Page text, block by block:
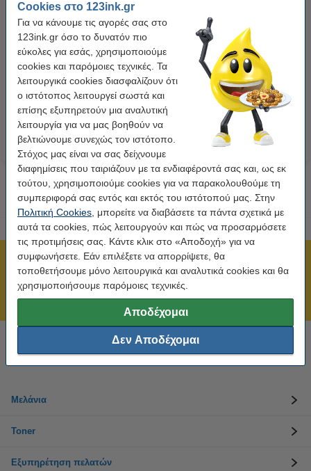
Cookies στο 123ink.gr
Για να κάνουμε τις αγορές σας στο
123ink.gr όσο το δυνατόν πιο
εύκολες για εσάς, χρησιμοποιούμε
cookies και παρόμοιες τεχνικές. Τα
λειτουργικά cookies διασφαλίζουν ότι
ο ιστότοπος λειτουργεί σωστά και
επίσης εξυπηρετούν μια αναλυτική
λειτουργία για να μας βοηθούν να
βελτιώνουμε συνεχώς τον ιστότοπο.
Στόχος μας είναι να σας δείχνουμε
διαφημίσεις που ταιριάζουν με τα ενδιαφέροντά σας και, ως εκ
τούτου, χρησιμοποιούμε cookies για να παρακολουθούμε τη
συμπεριφορά σας εντός και εκτός του ιστότοπού μας. Στην
Πολιτική Cookies , μπορείτε να διαβάσετε τα πάντα σχετικά με
αυτά τα cookies, πώς λειτουργούν και πώς να προσαρμόσετε
τις προτιμήσεις σας. Κάντε κλικ στο «Αποδοχή» για να
συμφωνήσετε. Εάν επιλέξετε να απορρίψετε, θα
τοποθετήσουμε μόνο λειτουργικά και αναλυτικά cookies και θα
χρησιμοποιήσουμε παρόμοιες τεχνικές.
Αποδέχομαι
Δεν Αποδέχομαι
Η έκδοση 123ink αντικαθιστά το
Αυτοκόλλητο Θερμικό Χαρτί
Ρολό Brother DK-22210 30,48m
x 29mm
6,50 € Συμπ. 24% ΦΠΑ
Fujifilm Instax Mini (20 φύλλα)
21,90 € Συμπ. 24% ΦΠΑ
Πιστοποίηση ISO
Άμεση αποστολή!
211 19 98 568
Χρειάζεσαι βοήθεια; Κάλεσε στο 211 19 98 568
Δευτέρα έως Παρασκευή: 10:00 π.μ. - 5:30 μ.μ
Μελάνια
Toner
Εξυπηρέτηση πελατών